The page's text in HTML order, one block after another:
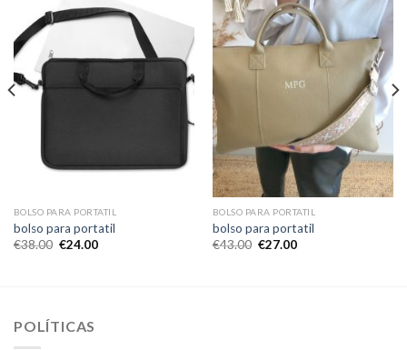
BOLSO PARA PORTATIL
bolso para portatil
€38.00 €24.00
BOLSO PARA PORTATIL
bolso para portatil
€43.00 €27.00
POLÍTICAS